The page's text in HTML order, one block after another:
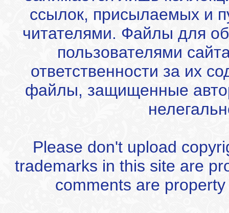
ссылок, присылаемых и
читателями. Файлы для
пользователями
ответственности за их
файлы, защищенные
Please don't upload
trademarks in this site are
comments are